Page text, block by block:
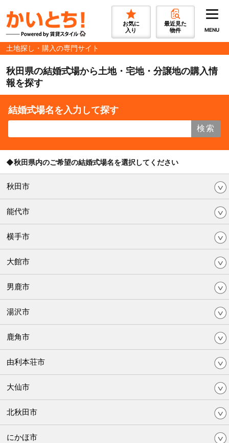
お気に
入り
最近見た
物件
MENU
土地探し・購入の専門サイト
秋田県の結婚式場から土地・宅地・分譲地の購入情
報を探す
結婚式場名を入力して探す
検索
◆秋田県内のご希望の結婚式場名を選択してください
秋田市
能代市
横手市
大館市
男鹿市
湯沢市
鹿角市
由利本荘市
大仙市
北秋田市
にかほ市